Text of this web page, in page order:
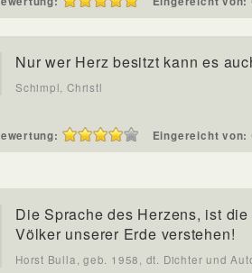
Nur wer Herz besitzt kann es
Schimpl, Christl
Eingereicht von:
Die Sprache des Herzens, ist
Völker unserer Erde verstehen!
Horst Bulla, geb. 1958, dt. Dichter und